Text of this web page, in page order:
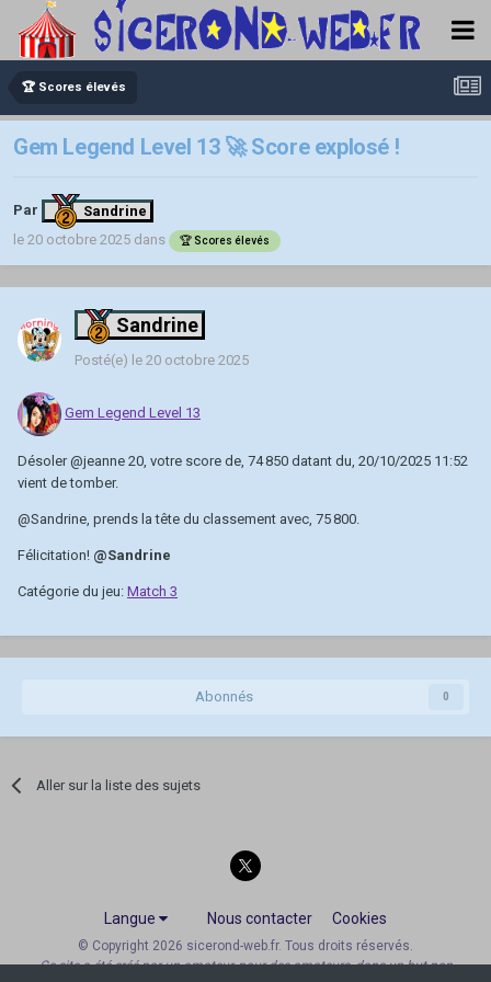
🏆 Scores élevés
Gem Legend Level 13 🚀 Score explosé !
Par
Sandrine
le 20 octobre 2025 dans 🏆 Scores élevés
Sandrine
Posté(e) le 20 octobre 2025
Gem Legend Level 13
Désoler@jeanne 20 , votre score de, 74 850 datant du, 20/10/2025 11:52
vient de tomber.
@Sandrine , prends la tête du classement avec, 75 800.
Félicitation! @Sandrine
Catégorie du jeu: Match 3
Abonnés 0
Aller sur la liste des sujets
Langue Nous contacter Cookies
© Copyright 2026 sicerond-web.fr. Tous droits réservés.
Ce site a été créé par un amateur, pour des amateurs, dans un but non